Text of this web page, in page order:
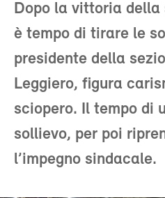
Dopo la vittoria della
è tempo di tirare le
presidente della
Leggiero, figura
sciopero. Il tempo di
sollievo, per poi
l’impegno sindacale.